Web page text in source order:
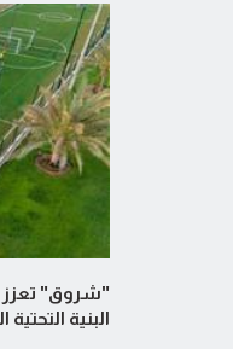
"شروق" تعزز
البنية التحتية